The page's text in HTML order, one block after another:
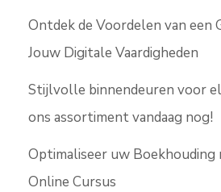
Ontdek de Voordelen van een
Jouw Digitale Vaardigheden
Stijlvolle binnendeuren voor
ons assortiment vandaag nog!
Optimaliseer uw Boekhouding
Online Cursus